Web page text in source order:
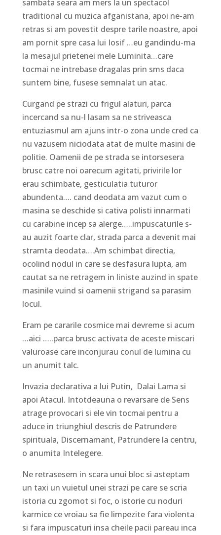
sambata seara am mers la un spectacol
traditional cu muzica afganistana, apoi ne-am
retras si am povestit despre tarile noastre, apoi
am pornit spre casa lui Iosif …eu gandindu-ma
la mesajul prietenei mele Luminita…care
tocmai ne intrebase dragalas prin sms daca
suntem bine, fusese semnalat un atac.
Curgand pe strazi cu frigul alaturi, parca
incercand sa nu-l lasam sa ne striveasca
entuziasmul am ajuns intr-o zona unde cred ca
nu vazusem niciodata atat de multe masini de
politie. Oamenii de pe strada se intorsesera
brusc catre noi oarecum agitati, privirile lor
erau schimbate, gesticulatia tuturor
abundenta…. cand deodata am vazut cum o
masina se deschide si cativa polisti innarmati
cu carabine incep sa alerge…..impuscaturile s-
au auzit foarte clar, strada parca a devenit mai
stramta deodata….Am schimbat directia,
ocolind nodul in care se desfasura lupta, am
cautat sa ne retragem in liniste auzind in spate
masinile vuind si oamenii strigand sa parasim
locul.
Eram pe cararile cosmice mai devreme si acum
…aici …..parca brusc activata de aceste miscari
valuroase care inconjurau conul de lumina cu
un anumit talc.
Invazia declarativa a lui Putin, Dalai Lama si
apoi Atacul. Intotdeauna o revarsare de Sens
atrage provocari si ele vin tocmai pentru a
aduce in triunghiul descris de Patrundere
spirituala, Discernamant, Patrundere la centru,
o anumita Intelegere.
Ne retrasesem in scara unui bloc si asteptam
un taxi un vuietul unei strazi pe care se scria
istoria cu zgomot si foc, o istorie cu noduri
karmice ce vroiau sa fie limpezite fara violenta
si fara impuscaturi insa cheile pacii pareau inca